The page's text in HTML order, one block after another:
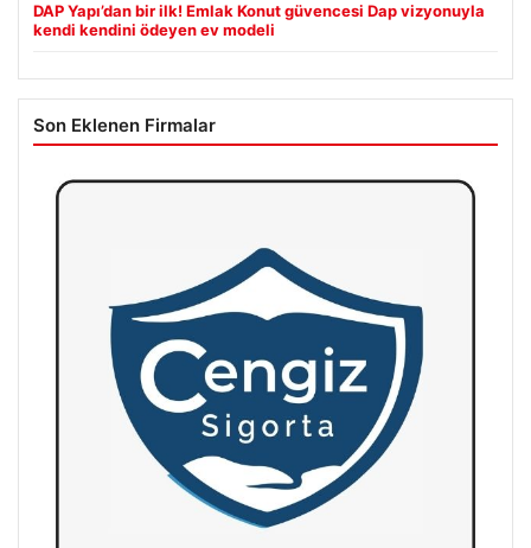
DAP Yapı’dan bir ilk! Emlak Konut güvencesi Dap vizyonuyla
kendi kendini ödeyen ev modeli
Son Eklenen Firmalar